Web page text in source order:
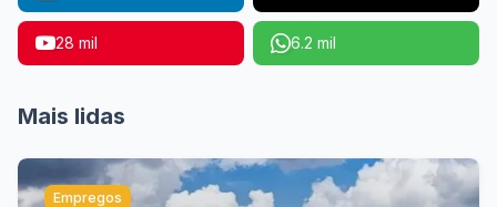
28 mil 6.2 mil
Mais lidas
Empregos